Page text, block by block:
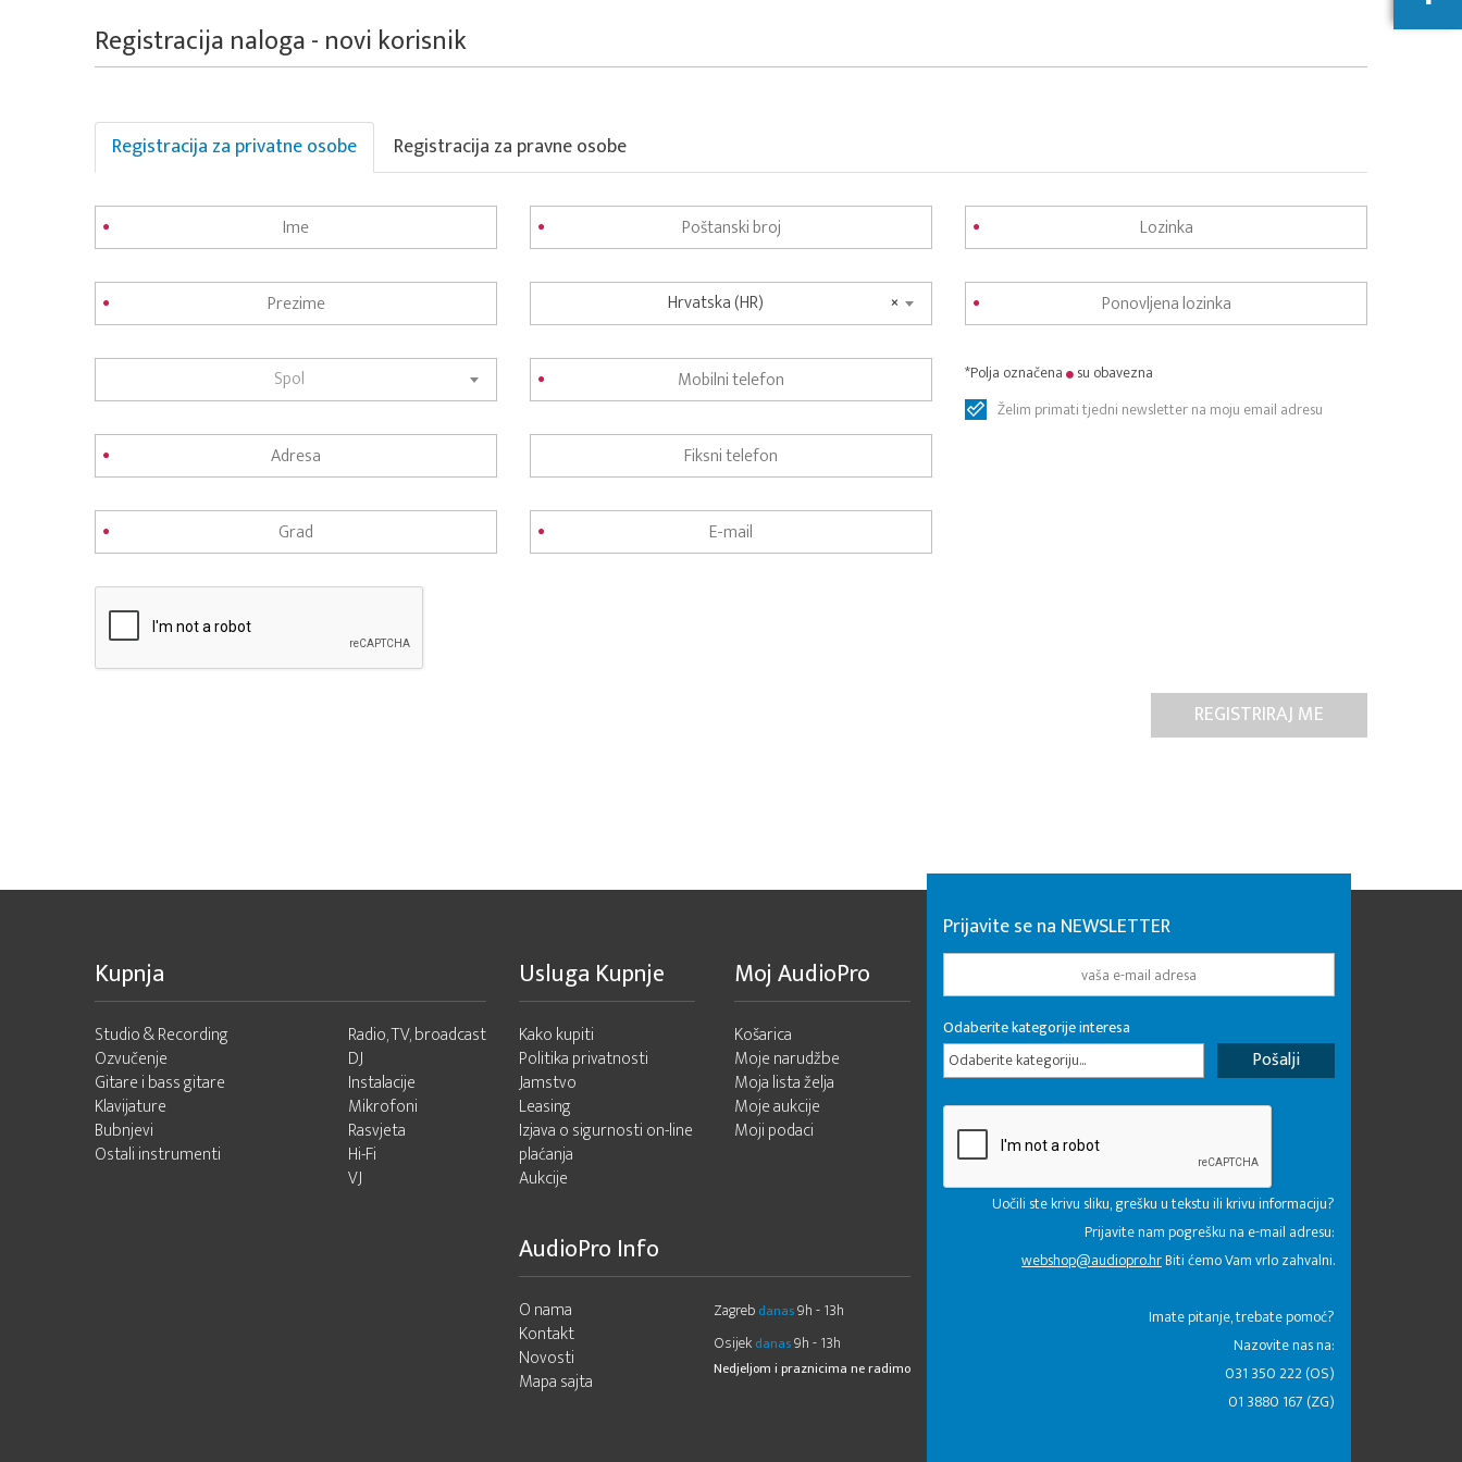
Registracija naloga - novi korisnik
Registracija za privatne osobe Registracija za pravne osobe
Spol
×
Hrvatska (HR)
*Polja označena
su obavezna
Želim primati tjedni newsletter na moju email adresu
Kupnja
Studio & Recording
Ozvučenje
Gitare i bass gitare
Klavijature
Bubnjevi
Ostali instrumenti
Radio, TV, broadcast
DJ
Instalacije
Mikrofoni
Rasvjeta
Hi-Fi
VJ
Usluga Kupnje
Kako kupiti
Politika privatnosti
Jamstvo
Leasing
Izjava o sigurnosti on-line
plaćanja
Aukcije
Moj AudioPro
Košarica
Moje narudžbe
Moja lista želja
Moje aukcije
Moji podaci
AudioPro Info
O nama
Kontakt
Novosti
Mapa sajta
Zagreb danas9h - 13h
Osijek danas9h - 13h
Nedjeljom i praznicima ne radimo
Prijavite se na NEWSLETTER
Odaberite kategorije interesa
Odaberite kategoriju...
Uočili ste krivu sliku, grešku u tekstu ili krivu informaciju?
Prijavite nam pogrešku na e-mail adresu:
webshop@audiopro.hrBiti ćemo Vam vrlo zahvalni.
​Imate pitanje, trebate pomoć?
Nazovite nas na:
031 350 222 (OS)
01 3880 167 (ZG)